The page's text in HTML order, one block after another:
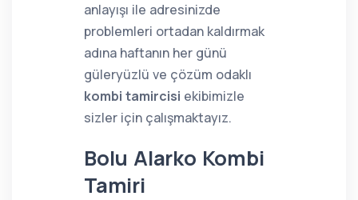
anlayışı ile adresinizde
problemleri ortadan kaldırmak
adına haftanın her günü
güleryüzlü ve çözüm odaklı
kombi tamircisi ekibimizle
sizler için çalışmaktayız.
Bolu Alarko Kombi
Tamiri